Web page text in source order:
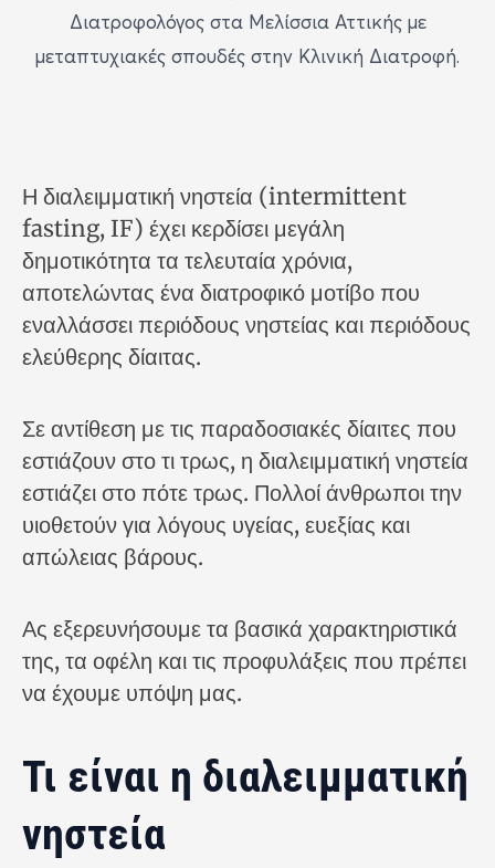
Διατροφολόγος στα Μελίσσια Αττικής με
μεταπτυχιακές σπουδές στην Κλινική Διατροφή.
Η διαλειμματική νηστεία (intermittent
fasting, IF) έχει κερδίσει μεγάλη
δημοτικότητα τα τελευταία χρόνια,
αποτελώντας ένα διατροφικό μοτίβο που
εναλλάσσει περιόδους νηστείας και περιόδους
ελεύθερης δίαιτας.
Σε αντίθεση με τις παραδοσιακές δίαιτες που
εστιάζουν στο τι τρως, η διαλειμματική νηστεία
εστιάζει στο πότε τρως. Πολλοί άνθρωποι την
υιοθετούν για λόγους υγείας, ευεξίας και
απώλειας βάρους.
Ας εξερευνήσουμε τα βασικά χαρακτηριστικά
της, τα οφέλη και τις προφυλάξεις που πρέπει
να έχουμε υπόψη μας.
Τι είναι η διαλειμματική
νηστεία